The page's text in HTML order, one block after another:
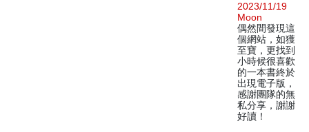
2023/11/19
Moon
偶然間發現這
個網站，如獲
至寶，更找到
小時候很喜歡
的一本書終於
出現電子版，
感謝團隊的無
私分享，謝謝
好讀！